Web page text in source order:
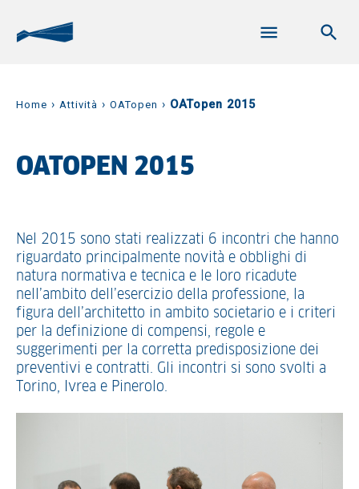
Home › Attività › OATopen › OATopen 2015
OATOPEN 2015
Nel 2015 sono stati realizzati 6 incontri che hanno
riguardato principalmente novità e obblighi di
natura normativa e tecnica e le loro ricadute
nell’ambito dell’esercizio della professione, la
figura dell’architetto in ambito societario e i criteri
per la definizione di compensi, regole e
suggerimenti per la corretta predisposizione dei
preventivi e contratti. Gli incontri si sono svolti a
Torino, Ivrea e Pinerolo.